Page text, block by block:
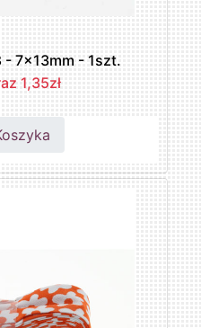
7x13mm - 1szt.
1,35zł